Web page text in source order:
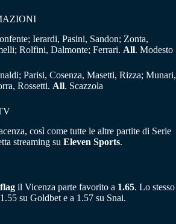
Ierardi, Pasini, Sandon; Zonta,
Rolfini, Dalmonte; Ferrari. All. Modesto
Parisi, Cosenza, Masetti, Rizza; Munari,
Rossetti. All. Scazzola
così come tutte le altre partite di Serie
streaming su Eleven Sports.
il Vicenza parte favorito a 1.65. Lo stesso
su Goldbet e a 1.57 su Snai.